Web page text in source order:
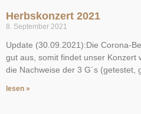
Herbskonzert 2021
8. September 2021
Update (30.09.2021):Die Corona-
gut aus, somit findet unser Konzert
die Nachweise der 3 G´s (getestet,
lesen »